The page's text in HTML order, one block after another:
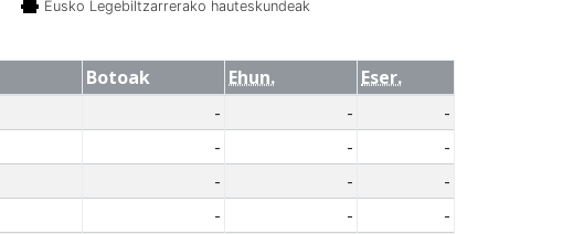
Eusko Legebiltzarrerako hauteskundeak
Botoak Ehun.
Eser.
- -
-
- -
-
- -
-
- -
-